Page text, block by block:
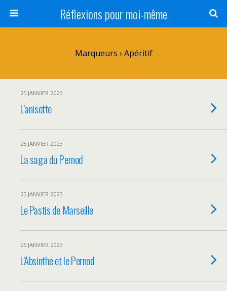
Réflexions pour moi-même
Marqueurs › Apéritif
25 JANVIER 2023
L’anisette
25 JANVIER 2023
La saga du Pernod
25 JANVIER 2023
Le Pastis de Marseille
25 JANVIER 2023
L’Absinthe et le Pernod